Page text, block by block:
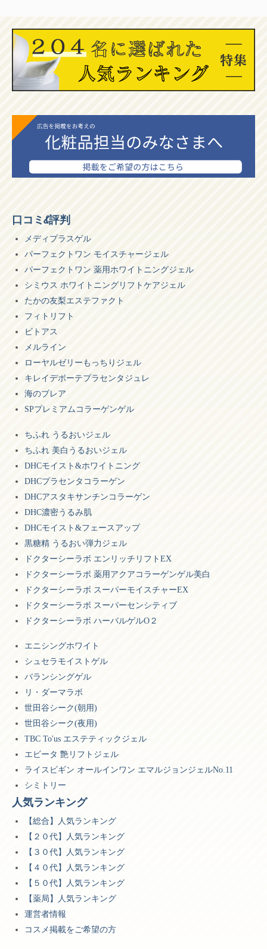
口コミ&評判
メディプラスゲル
パーフェクトワン モイスチャージェル
パーフェクトワン 薬用ホワイトニングジェル
シミウス ホワイトニングリフトケアジェル
たかの友梨エステファクト
フィトリフト
ビトアス
メルライン
ローヤルゼリーもっちりジェル
キレイデボーテプラセンタジュレ
海のブレア
SPプレミアムコラーゲンゲル
ちふれ うるおいジェル
ちふれ 美白うるおいジェル
DHCモイスト&ホワイトニング
DHCプラセンタコラーゲン
DHCアスタキサンチンコラーゲン
DHC濃密うるみ肌
DHCモイスト&フェースアップ
黒糖精 うるおい弾力ジェル
ドクターシーラボ エンリッチリフトEX
ドクターシーラボ 薬用アクアコラーゲンゲル美白
ドクターシーラボ スーパーモイスチャーEX
ドクターシーラボ スーパーセンシティブ
ドクターシーラボ ハーバルゲルO２
エニシングホワイト
シュセラモイストゲル
バランシングゲル
リ・ダーマラボ
世田谷シーク(朝用)
世田谷シーク(夜用)
TBC To'us エステティックジェル
エビータ 艶リフトジェル
ライスビギン オールインワン エマルジョンジェルNo.11
シミトリー
人気ランキング
【総合】人気ランキング
【２０代】人気ランキング
【３０代】人気ランキング
【４０代】人気ランキング
【５０代】人気ランキング
【薬局】人気ランキング
運営者情報
コスメ掲載をご希望の方